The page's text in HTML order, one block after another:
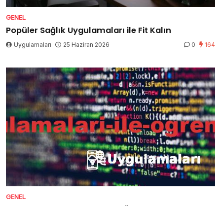
GENEL
Popüler Sağlık Uygulamaları ile Fit Kalın
Uygulamaları 25 Haziran 2026 0 164
GENEL